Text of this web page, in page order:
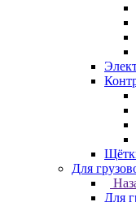
Для
Для